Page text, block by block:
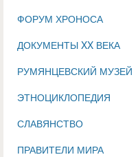
ФОРУМ ХРОНОСА
ДОКУМЕНТЫ XX ВЕКА
РУМЯНЦЕВСКИЙ МУЗЕЙ
ЭТНОЦИКЛОПЕДИЯ
СЛАВЯНСТВО
ПРАВИТЕЛИ МИРА